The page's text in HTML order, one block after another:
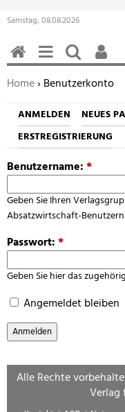
Samstag, 08.08.2026
Sie befinden sich hier:
Home› Benutzerkonto
ANMELDEN
NEUES
ERSTREGISTRIERUNG
Benutzername:*
Geben Sie Ihren
Absatzwirtschaft-
Passwort:*
Geben Sie hier das
Angemeldet bleiben
HOMEMENÜ
Alle Rechte